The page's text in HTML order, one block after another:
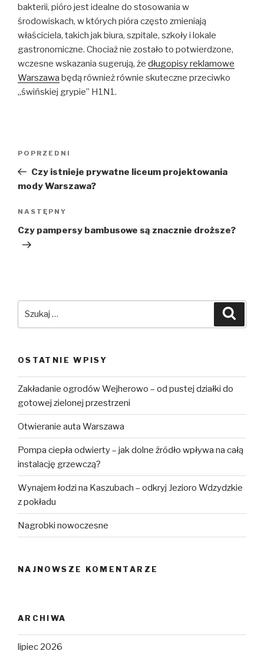
bakterii, pióro jest idealne do stosowania w
środowiskach, w których pióra często zmieniają
właściciela, takich jak biura, szpitale, szkoły i lokale
gastronomiczne. Chociaż nie zostało to potwierdzone,
wczesne wskazania sugerują, że długopisy reklamowe
Warszawa będą również równie skuteczne przeciwko
„świńskiej grypie” H1N1.
Poprzedni
wpis
POPRZEDNI
Czy istnieje prywatne liceum projektowania
mody Warszawa?
Następny
wpis
NASTĘPNY
Czy pampersy bambusowe są znacznie droższe?
OSTATNIE WPISY
Zakładanie ogrodów Wejherowo – od pustej działki do
gotowej zielonej przestrzeni
Otwieranie auta Warszawa
Pompa ciepła odwierty – jak dolne źródło wpływa na całą
instalację grzewczą?
Wynajem łodzi na Kaszubach – odkryj Jezioro Wdzydzkie
z pokładu
Nagrobki nowoczesne
NAJNOWSZE KOMENTARZE
ARCHIWA
lipiec 2026